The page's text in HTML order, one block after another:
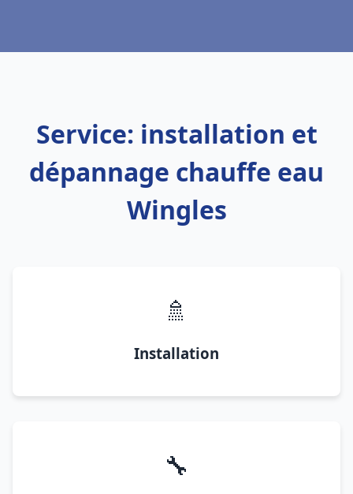
Service: installation et
dépannage chauffe eau
Wingles
🚿
Installation
🔧